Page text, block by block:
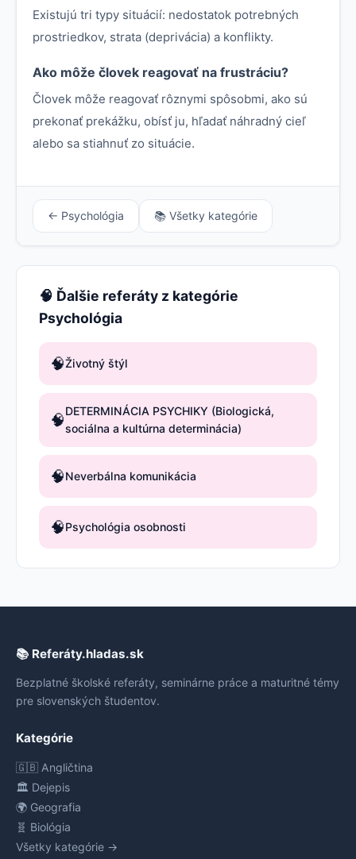
Existujú tri typy situácií: nedostatok potrebných
prostriedkov, strata (deprivácia) a konflikty.
Ako môže človek reagovať na frustráciu?
Človek môže reagovať rôznymi spôsobmi, ako sú
prekonať prekážku, obísť ju, hľadať náhradný cieľ
alebo sa stiahnuť zo situácie.
← Psychológia 📚 Všetky kategórie
🧠 Ďalšie referáty z kategórie
Psychológia
🧠Životný štýl
🧠DETERMINÁCIA PSYCHIKY (Biologická,
sociálna a kultúrna determinácia)
🧠Neverbálna komunikácia
🧠Psychológia osobnosti
📚 Referáty.hladas.sk
Bezplatné školské referáty, seminárne práce a maturitné témy
pre slovenských študentov.
Kategórie
🇬🇧 Angličtina
🏛️ Dejepis
🌍 Geografia
🧬 Biológia
Všetky kategórie →